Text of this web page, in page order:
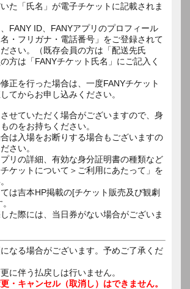
た「氏名」が電子チケットに記載されま
FANY ID、FANYアプリのプロフィール
・フリガナ・電話番号」をご登録されて
さい。（既存会員の方は「配送先氏
方は「FANYチケット氏名」にご記入く
正を行った場合は、一度FANYチケット
てからお申し込みください。
せていただく場合がございますので、身
のをお持ちください。
は入場をお断りする場合もございますの
さい。
リの詳細、有効な身分証明書の種類など
ケットについて＞ご利用にあたって」を
は吉本HP掲載の[チケット販売及び観劇
た際には、当日券がない場合がございま
になる場合がございます。予めご了承くだ
に伴う払戻しは行いません。
・キャンセル（取消し）はできません。